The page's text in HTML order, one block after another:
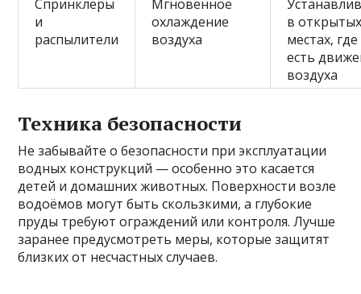
Спринклеры
и
распылители
Мгновенное
охлаждение
воздуха
в
местах, где
есть
воздуха
Техника безопасности
Не забывайте о безопасности при эксплуатации
водных конструкций — особенно это касается
детей и домашних животных. Поверхности возле
водоёмов могут быть скользкими, а глубокие
пруды требуют ограждений или контроля. Лучше
заранее предусмотреть меры, которые защитят
близких от несчастных случаев.